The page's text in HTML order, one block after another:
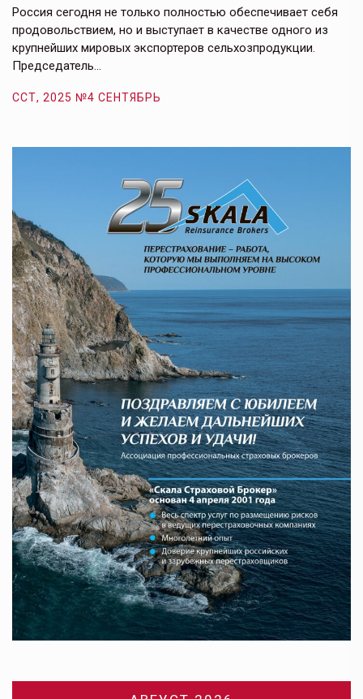
Россия сегодня не только полностью обеспечивает себя
продовольствием, но и выступает в качестве одного из
крупнейших мировых экспортеров сельхозпродукции.
Председатель…
ССТ, 2025 №4 СЕНТЯБРЬ